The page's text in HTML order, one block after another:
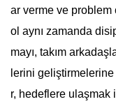
ar verme ve
ol aynı zamanda
mayı, takım
lerini geliştirmelerine
r, hedeflere ulaşmak